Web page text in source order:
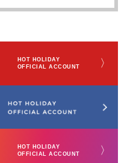
HOT HOLIDAY
OFFICIAL ACCOUNT
〉
HOT HOLIDAY
OFFICIAL ACCOUNT
〉